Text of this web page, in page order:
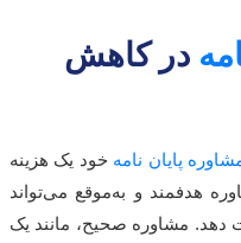
در کاهش
پایان نامهخود یک هزینه
و به‌موقع می‌تواند
مشاوره صحیح، مانند یک